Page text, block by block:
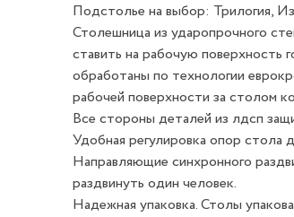
Подстолье на выбор: Трилогия,
Столешница из ударопрочного
ставить на рабочую поверхность
обработаны по технологии
рабочей поверхности за столом
Все стороны деталей из лдсп
Удобная регулировка опор стола
Направляющие синхронного
раздвинуть один человек.
Надежная упаковка. Столы